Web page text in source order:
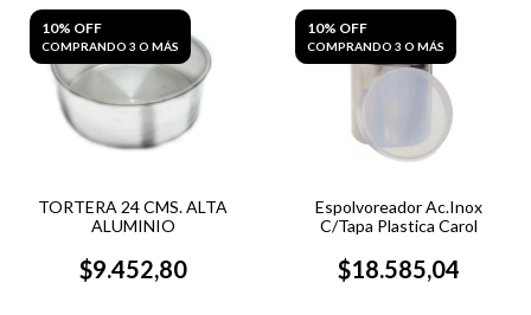
10% OFF
COMPRANDO 3 O MÁS
TORTERA 24 CMS. ALTA
ALUMINIO
$9.452,80
10% OFF
COMPRANDO 3 O MÁS
Espolvoreador Ac.Inox
C/Tapa Plastica Carol
$18.585,04